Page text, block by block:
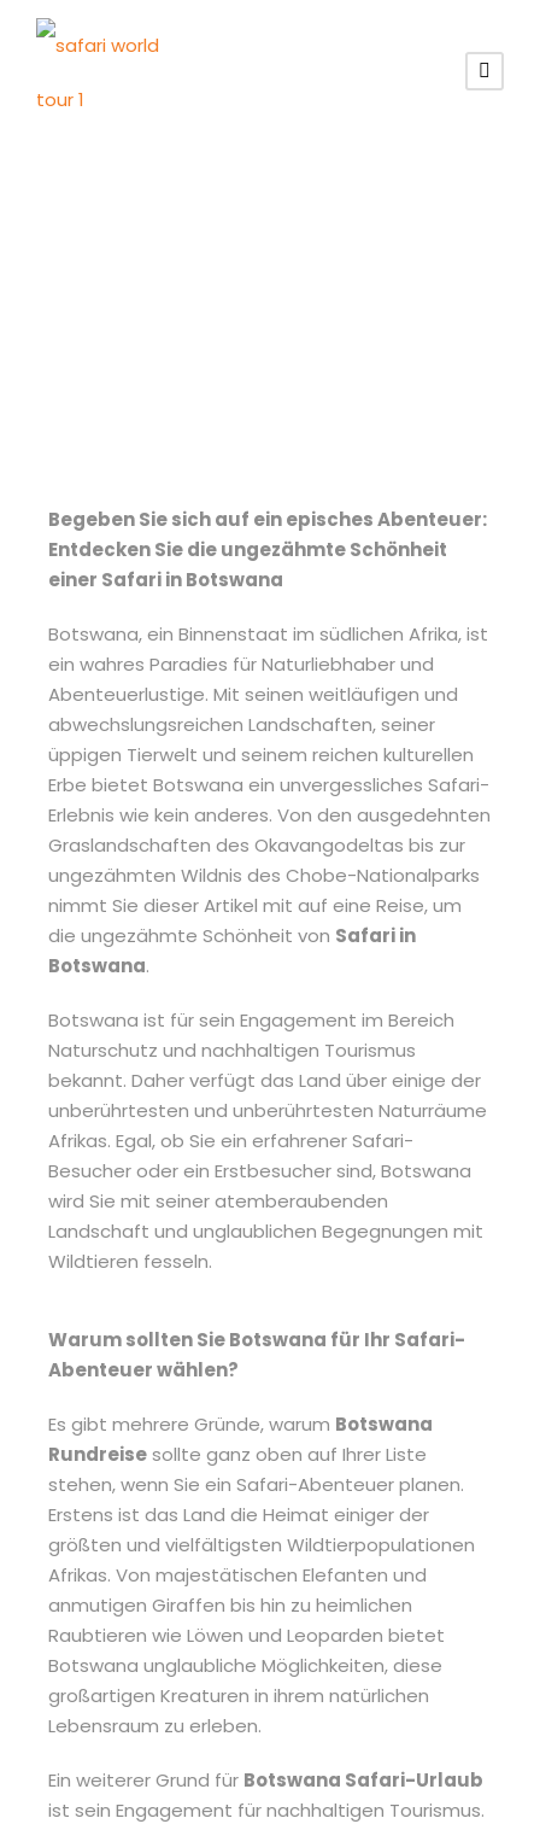
Begeben Sie sich auf ein episches Abenteuer:
Entdecken Sie die ungezähmte Schönheit
einer Safari in Botswana
Botswana, ein Binnenstaat im südlichen Afrika, ist
ein wahres Paradies für Naturliebhaber und
Abenteuerlustige. Mit seinen weitläufigen und
abwechslungsreichen Landschaften, seiner
üppigen Tierwelt und seinem reichen kulturellen
Erbe bietet Botswana ein unvergessliches Safari-
Erlebnis wie kein anderes. Von den ausgedehnten
Graslandschaften des Okavangodeltas bis zur
ungezähmten Wildnis des Chobe-Nationalparks
nimmt Sie dieser Artikel mit auf eine Reise, um
die ungezähmte Schönheit von Safari in
Botswana.
Botswana ist für sein Engagement im Bereich
Naturschutz und nachhaltigen Tourismus
bekannt. Daher verfügt das Land über einige der
unberührtesten und unberührtesten Naturräume
Afrikas. Egal, ob Sie ein erfahrener Safari-
Besucher oder ein Erstbesucher sind, Botswana
wird Sie mit seiner atemberaubenden
Landschaft und unglaublichen Begegnungen mit
Wildtieren fesseln.
Warum sollten Sie Botswana für Ihr Safari-
Abenteuer wählen?
Es gibt mehrere Gründe, warum Botswana
Rundreisesollte ganz oben auf Ihrer Liste
stehen, wenn Sie ein Safari-Abenteuer planen.
Erstens ist das Land die Heimat einiger der
größten und vielfältigsten Wildtierpopulationen
Afrikas. Von majestätischen Elefanten und
anmutigen Giraffen bis hin zu heimlichen
Raubtieren wie Löwen und Leoparden bietet
Botswana unglaubliche Möglichkeiten, diese
großartigen Kreaturen in ihrem natürlichen
Lebensraum zu erleben.
Ein weiterer Grund für Botswana Safari-Urlaub
ist sein Engagement für nachhaltigen Tourismus.